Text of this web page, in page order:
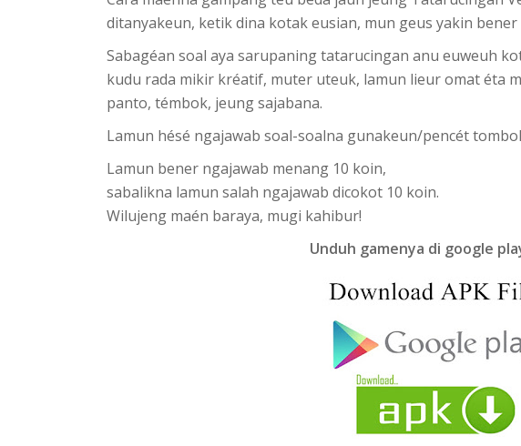
ditanyakeun, ketik dina kotak eusian, mun geus yakin
Sabagéan soal aya sarupaning tatarucingan anu euweuh
kudu rada mikir kréatif, muter uteuk, lamun lieur omat éta
panto, témbok, jeung sajabana.
Lamun hésé ngajawab soal-soalna gunakeun/pencét
Lamun bener ngajawab menang 10 koin,
sabalikna lamun salah ngajawab dicokot 10 koin.
Wilujeng maén baraya, mugi kahibur!
Unduh gamenya di google